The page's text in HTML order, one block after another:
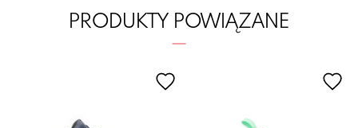
PRODUKTY POWIĄZANE